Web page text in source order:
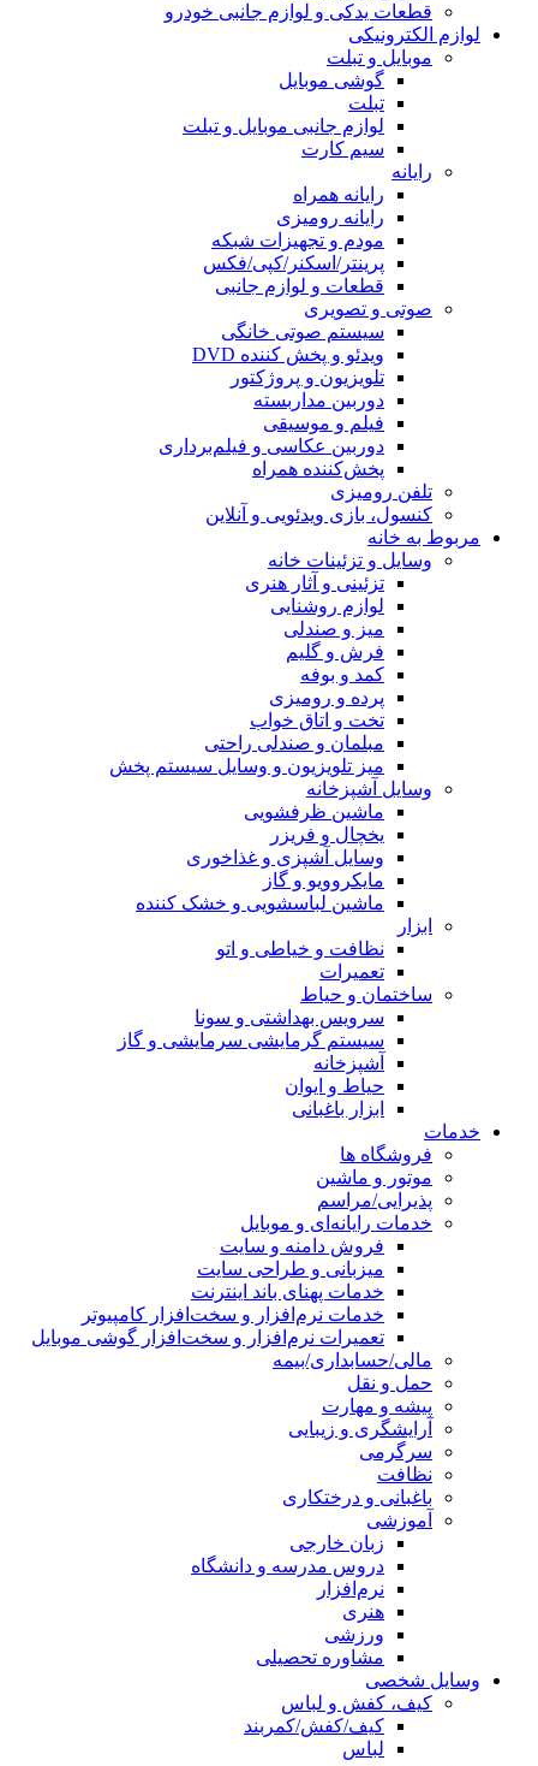
قطعات یدکی و لوازم جانبی خودرو
لوازم الکترونیکی
موبایل و تبلت
گوشی موبایل
تبلت
لوازم جانبی موبایل و تبلت
سیم کارت
رایانه
رایانه همراه
رایانه رومیزی
مودم و تجهیزات شبکه
پرینتر/اسکنر/کپی/فکس
قطعات و لوازم جانبی
صوتی و تصویری
سیستم صوتی خانگی
ویدئو و پخش کننده DVD
تلویزیون و پروژکتور
دوربین مداربسته
فیلم و موسیقی
دوربین عکاسی و فیلم‌برداری
پخش‌کننده همراه
تلفن رومیزی
کنسول، بازی‌ ویدئویی و آنلاین
مربوط به خانه
وسایل و تزئینات خانه
تزئینی و آثار هنری
لوازم روشنایی
میز و صندلی
فرش و گلیم
کمد و بوفه
پرده و رومیزی
تخت و اتاق خواب
مبلمان و صندلی راحتی
میز تلویزیون و وسایل سیستم پخش
وسایل آشپزخانه
ماشین ظرفشویی
یخچال و فریزر
وسایل آشپزی و غذاخوری
مایکروویو و گاز
ماشین لباسشویی و خشک کننده
ابزار
نظافت و خیاطی و اتو
تعمیرات
ساختمان و حیاط
سرویس بهداشتی و سونا
سیستم گرمایشی سرمایشی و گاز
آشپزخانه
حیاط و ایوان
ابزار باغبانی
خدمات
فروشگاه ها
موتور و ماشین
پذیرایی/مراسم
خدمات رایانه‌ای و موبایل
فروش دامنه و سایت
میزبانی و طراحی سایت
خدمات پهنای باند اینترنت
خدمات نرم‌افزار و سخت‌افزار کامپیوتر
تعمیرات نرم‌افزار و سخت‌افزار گوشی موبایل
مالی/حسابداری/بیمه
حمل و نقل
پیشه و مهارت
آرایشگری و زیبایی
سرگرمی
نظافت
باغبانی و درختکاری
آموزشی
زبان خارجی
دروس مدرسه و دانشگاه
نرم‌افزار
هنری
ورزشی
مشاوره تحصیلی
وسایل شخصی
کیف، کفش و لباس
کیف/کفش/کمربند
لباس